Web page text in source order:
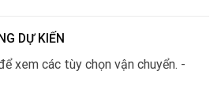
DỰ KIẾN
xem các tùy chọn vận chuyển. -